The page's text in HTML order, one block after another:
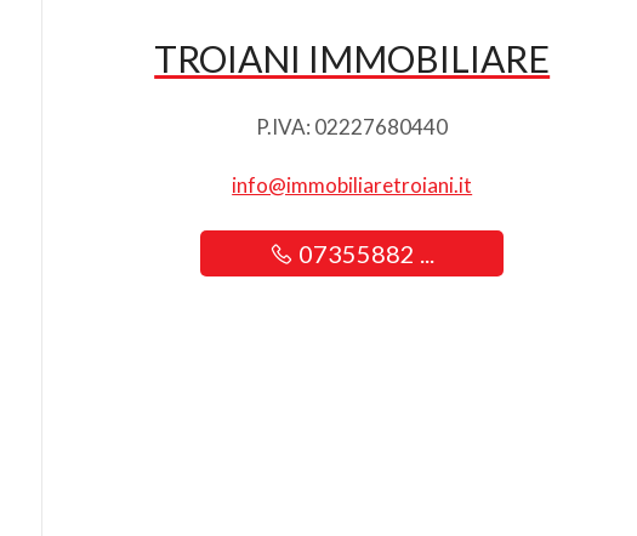
TROIANI IMMOBILIARE
P.IVA: 02227680440
info@immobiliaretroiani.it
07355882 ...